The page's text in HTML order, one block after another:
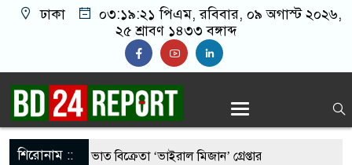
ঢাকা ০৩:১৯:২২ পিএম, রবিবার, ০৯ অগাস্ট ২০২৬,
২৫ শ্রাবণ ১৪৩৩ বঙ্গাব্দ
শিরোনাম ::
মাংস দিয়ে ভাত বিক্রেতা ‘ভাইরাল মিজান’ গ্রেপ্তার